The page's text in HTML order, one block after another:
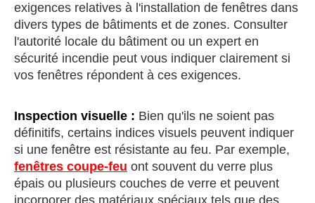
exigences relatives à l'installation de fenêtres dans
divers types de bâtiments et de zones. Consulter
l'autorité locale du bâtiment ou un expert en
sécurité incendie peut vous indiquer clairement si
vos fenêtres répondent à ces exigences.
Inspection visuelle : Bien qu'ils ne soient pas
définitifs, certains indices visuels peuvent indiquer
si une fenêtre est résistante au feu. Par exemple,
fenêtres coupe-feu ont souvent du verre plus
épais ou plusieurs couches de verre et peuvent
incorporer des matériaux spéciaux tels que des